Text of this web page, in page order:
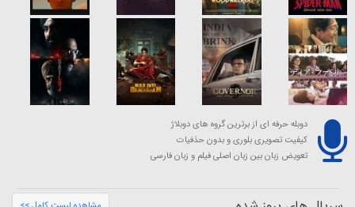
دوبله حرفه ای از برترین گروه های دوبلاژ
کیفیت تصویری بلوری و بدون حذفیات
تعویض زبان بین زبان اصلی فیلم و زبان فارسی